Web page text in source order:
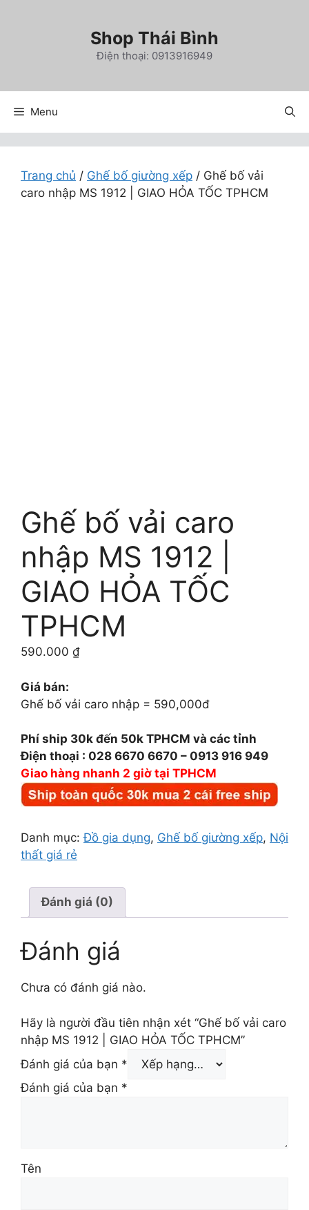
Shop Thái Bình
Điện thoại: 0913916949
Menu
Trang chủ / Ghế bố giường xếp / Ghế bố vải
caro nhập MS 1912 | GIAO HỎA TỐC TPHCM
Ghế bố vải caro
nhập MS 1912 |
GIAO HỎA TỐC
TPHCM
590.000 ₫
Giá bán:
Ghế bố vải caro nhập = 590,000đ
Phí ship 30k đến 50k TPHCM và các tỉnh
Điện thoại : 028 6670 6670 – 0913 916 949
Giao hàng nhanh 2 giờ tại TPHCM
Danh mục:Đồ gia dụng, Ghế bố giường xếp, Nội
thất giá rẻ
Đánh giá (0)
Đánh giá
Chưa có đánh giá nào.
Hãy là người đầu tiên nhận xét “Ghế bố vải caro
nhập MS 1912 | GIAO HỎA TỐC TPHCM”
Đánh giá của bạn *
Đánh giá của bạn *
Tên